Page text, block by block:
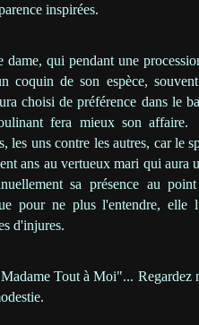
inspirées.
dame, qui pendant une
coquin de son espèce,
choisi de préférence dans le
fera mieux son affaire.
les uns contre les autres, car le
ans au vertueux mari qui aura
sa présence au
pour ne plus l'entendre, elle
d'injures.
Tout à Moi"... Regardez